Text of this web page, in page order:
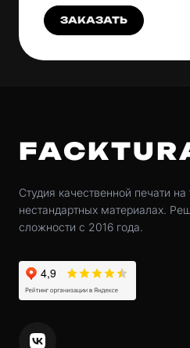
ЗАКАЗАТЬ
Студия качественной печати
нестандартных материалах.
сложности с 2016 года.